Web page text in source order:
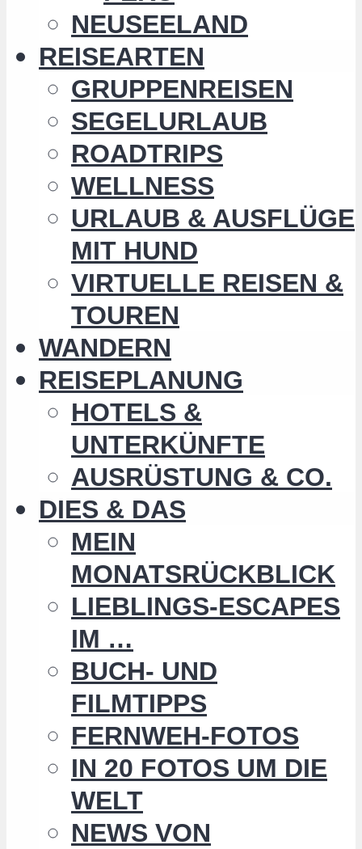
NEUSEELAND
REISEARTEN
GRUPPENREISEN
SEGELURLAUB
ROADTRIPS
WELLNESS
URLAUB & AUSFLÜGE
MIT HUND
VIRTUELLE REISEN &
TOUREN
WANDERN
REISEPLANUNG
HOTELS &
UNTERKÜNFTE
AUSRÜSTUNG & CO.
DIES & DAS
MEIN
MONATSRÜCKBLICK
LIEBLINGS-ESCAPES
IM …
BUCH- UND
FILMTIPPS
FERNWEH-FOTOS
IN 20 FOTOS UM DIE
WELT
NEWS VON